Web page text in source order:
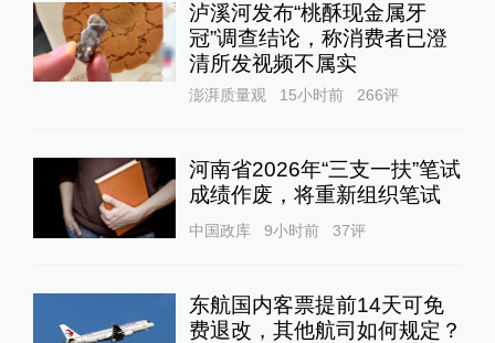
泸溪河发布“桃酥现金属牙
冠”调查结论，称消费者已澄
清所发视频不属实
澎湃质量观 15小时前 266评
河南省2026年“三支一扶”笔试
成绩作废，将重新组织笔试
中国政库 9小时前 37评
东航国内客票提前14天可免
费退改，其他航司如何规定？